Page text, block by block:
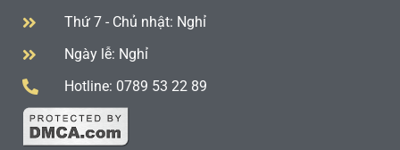
Thứ 7 - Chủ nhật: Nghỉ
Ngày lễ: Nghỉ
Hotline: 0789 53 22 89